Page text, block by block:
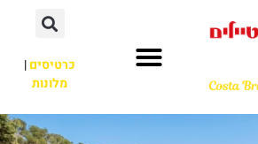
כרטיסים|
מלונות